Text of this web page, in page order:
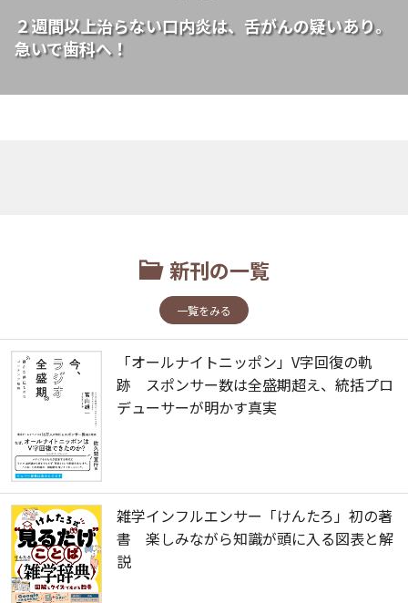
２週間以上治らない口内炎は、舌がんの疑いあり。
急いで歯科へ！
新刊の一覧
一覧をみる
「オールナイトニッポン」V字回復の軌
跡 スポンサー数は全盛期超え、統括プロ
デューサーが明かす真実
雑学インフルエンサー「けんたろ」初の著
書 楽しみながら知識が頭に入る図表と解
説